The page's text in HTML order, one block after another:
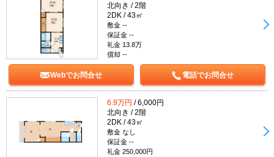
北向き / 2階
2DK / 43㎡
敷金 --
保証金 --
礼金 13.8万
償却 --
Webでお問合せ 電話でお問合せ
6.9万円 / 6,000円
北向き / 2階
2DK / 43㎡
敷金 なし
保証金 --
礼金 250,000円